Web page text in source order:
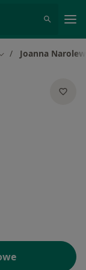
miasto
Joanna